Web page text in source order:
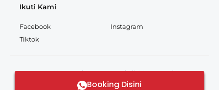
Ikuti Kami
Facebook
Instagram
Tiktok
© 2026 PT Angkasa Tour & Travel. All rights reserved.
Made with byAngkasatour
Booking Disini